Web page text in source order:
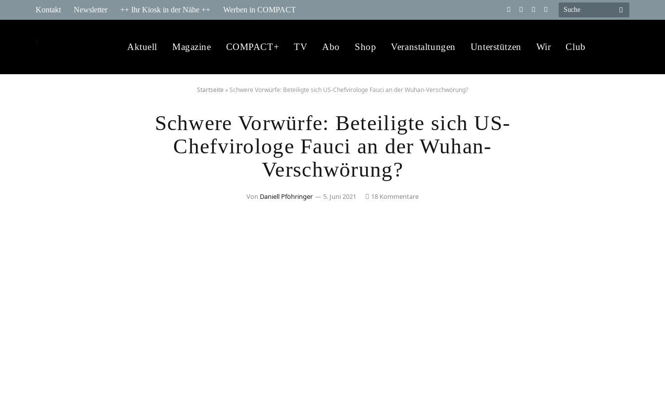
Kontakt Newsletter ++ Ihr Kiosk in der Nähe ++ Werben in COMPACT
Telegram
YouTube
X
WhatsApp
Aktuell Magazine COMPACT+ TV Abo Shop Veranstaltungen Unterstützen Wir Club
Startseite »Schwere Vorwürfe: Beteiligte sich US-Chefvirologe Fauci an der Wuhan-Verschwörung?
Schwere Vorwürfe: Beteiligte sich US-
Chefvirologe Fauci an der Wuhan-
Verschwörung?
Von Daniell Pföhringer 5. Juni 2021 18 Kommentare